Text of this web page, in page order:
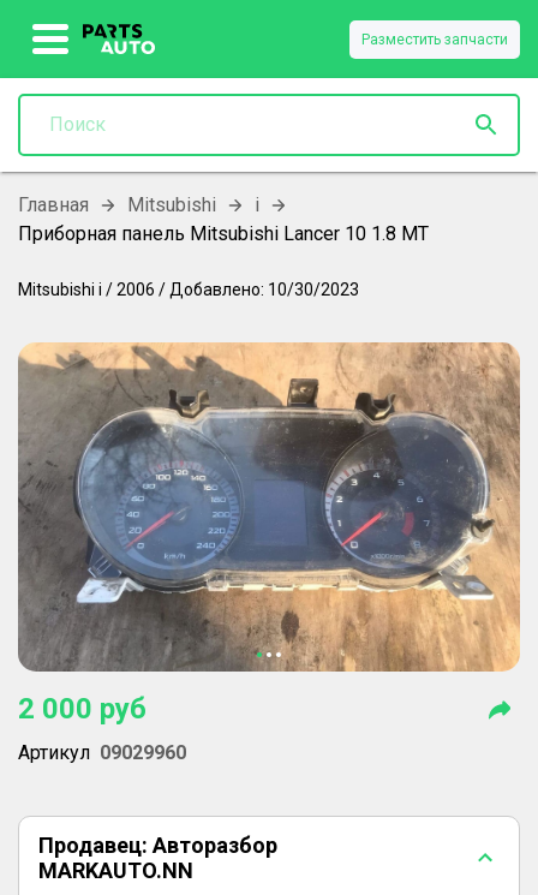
Разместить запчасти
Главная Mitsubishi
i
Приборная панель Mitsubishi Lancer 10 1.8 MT
Mitsubishi i /2006 / Добавлено: 10/30/2023
2 000 руб
Артикул 09029960
Продавец: Авторазбор
MARKAUTO.NN